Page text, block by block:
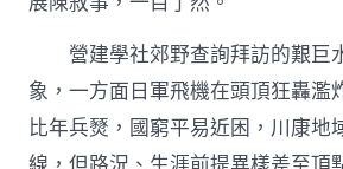
營建學社郊野查詢拜訪的艱巨
象，一方面日軍飛機在頭頂狂轟濫
比年兵燹，國窮平易近困，川康地